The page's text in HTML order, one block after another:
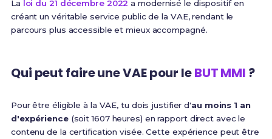
La loi du 21 décembre 2022 a modernisé le dispositif en
créant un véritable service public de la VAE, rendant le
parcours plus accessible et mieux accompagné.
Qui peut faire une VAE pour leBUT MMI ?
Pour être éligible à la VAE, tu dois justifier d'au moins 1 an
d'expérience(soit 1607 heures) en rapport direct avec le
contenu de la certification visée. Cette expérience peut être